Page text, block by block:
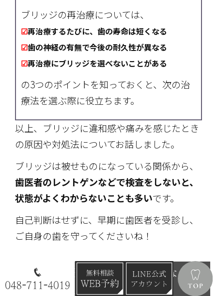
ブリッジの再治療については、
☑再治療するたびに、歯の寿命は短くなる
☑歯の神経の有無で今後の耐久性が異なる
☑再治療にブリッジを選べないことがある
の3つのポイントを知っておくと、次の治
療法を選ぶ際に役立ちます。
以上、ブリッジに違和感や痛みを感じたとき
の原因や対処法についてお話しました。
ブリッジは被せものになっている関係から、
歯医者のレントゲンなどで検査をしないと、
状態がよくわからないことも多いです。
自己判断はせずに、早期に歯医者を受診し、
ご自身の歯を守ってくださいね！
埼玉県戸田市で治療をお考えなら
北戸田COCO歯科へ